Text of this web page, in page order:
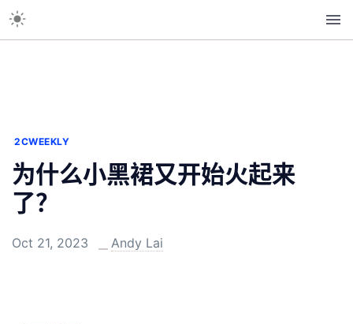
2CWEEKLY
为什么小黑裙又开始火起来
了？
Oct 21, 2023 Andy Lai